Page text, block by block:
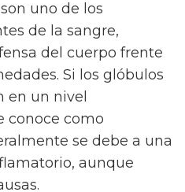
son uno de los
de la sangre,
del cuerpo frente
Si los glóbulos
en un nivel
conoce como
se debe a una
aunque